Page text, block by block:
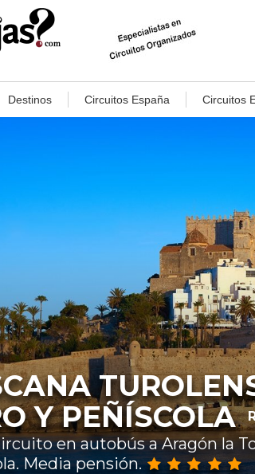
Destinos Circuitos España Circuitos
Y PEÑÍSCOLA
en autobús a Aragón la
Media pensión.